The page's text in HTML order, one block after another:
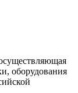
оборудования